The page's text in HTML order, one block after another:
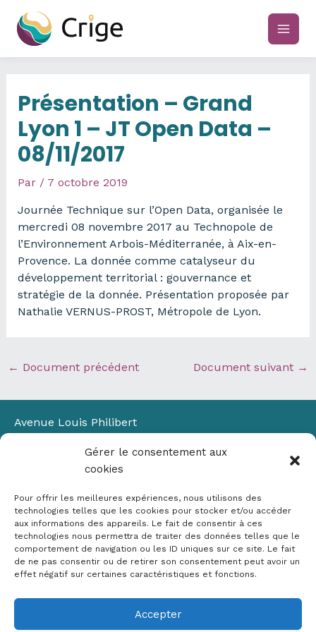
Gérer le consentement aux
cookies
Pour offrir les meilleures expériences, nous utilisons des
technologies telles que les cookies pour stocker et/ou accéder
aux informations des appareils. Le fait de consentir à ces
technologies nous permettra de traiter des données telles que le
comportement de navigation ou les ID uniques sur ce site. Le fait
de ne pas consentir ou de retirer son consentement peut avoir un
effet négatif sur certaines caractéristiques et fonctions.
Accepter
contenu
main
Présentation – Grand
Lyon 1 – JT Open Data –
08/11/2017
Par / 7 octobre 2019
Journée Technique sur l’Open Data, organisée le
mercredi 08 novembre 2017 au Technopole de
l’Environnement Arbois-Méditerranée, à Aix-en-
Provence. La donnée comme catalyseur du
développement territorial : gouvernance et
stratégie de la donnée. Présentation proposée par
Nathalie VERNUS-PROST, Métropole de Lyon.
← Document précédent Document suivant →
Avenue Louis Philibert
Bâtiment Laennec
13100 Aix-en-Provence
✉ contact@crige-paca.org
Mentions légales